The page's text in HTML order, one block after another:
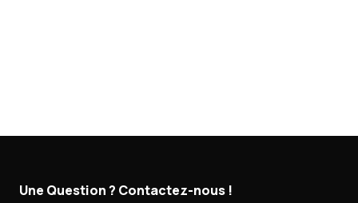
Une Question ? Contactez-nous !